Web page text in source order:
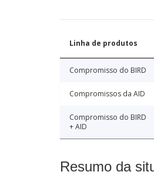
Linha de produtos
Compromisso do BIRD
Compromissos da AID
Compromisso do BIRD
+ AID
Resumo da